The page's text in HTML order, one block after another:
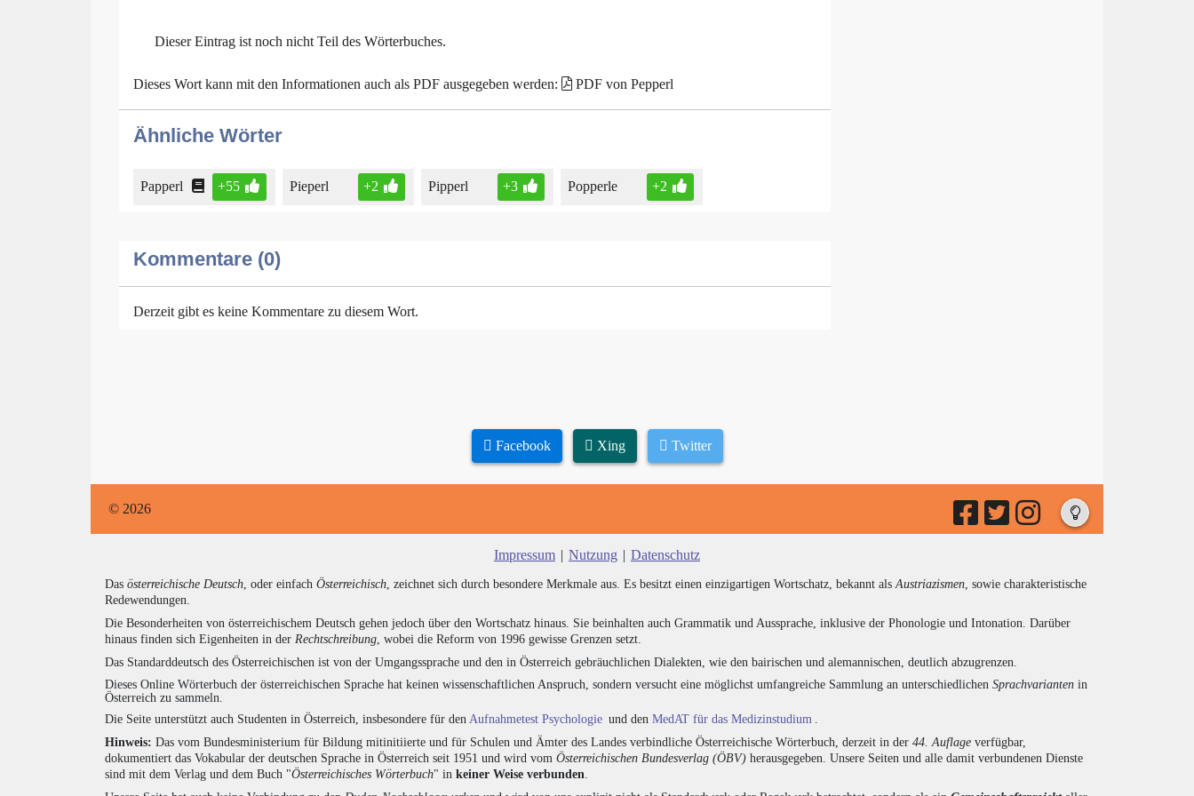
Dieser Eintrag ist noch nicht Teil des Wörterbuches.
Dieses Wort kann mit den Informationen auch als PDF ausgegeben werden: PDF von Pepperl
Ähnliche Wörter
Papperl +55 Pieperl +2 Pipperl +3 Popperle +2
Kommentare (0)
Derzeit gibt es keine Kommentare zu diesem Wort.
Facebook Xing Twitter
© 2026
Impressum | Nutzung | Datenschutz
Das österreichische Deutsch, oder einfach Österreichisch, zeichnet sich durch besondere Merkmale aus. Es besitzt einen einzigartigen Wortschatz, bekannt alsAustriazismen, sowie charakteristische
Redewendungen.
Die Besonderheiten von österreichischem Deutsch gehen jedoch über den Wortschatz hinaus. Sie beinhalten auch Grammatik und Aussprache, inklusive der Phonologie und Intonation. Darüber
hinaus finden sich Eigenheiten in der Rechtschreibung, wobei die Reform von 1996 gewisse Grenzen setzt.
Das Standarddeutsch des Österreichischen ist von der Umgangssprache und den in Österreich gebräuchlichen Dialekten, wie den bairischen und alemannischen, deutlich abzugrenzen.
Dieses Online Wörterbuch der österreichischen Sprache hat keinen wissenschaftlichen Anspruch, sondern versucht eine möglichst umfangreiche Sammlung an unterschiedlichen Sprachvarianten in
Österreich zu sammeln.
Die Seite unterstützt auch Studenten in Österreich, insbesondere für den Aufnahmetest Psychologie und den MedAT für das Medizinstudium .
Hinweis: Das vom Bundesministerium für Bildung mitinitiierte und für Schulen und Ämter des Landes verbindliche Österreichische Wörterbuch, derzeit in der 44. Auflage verfügbar,
dokumentiert das Vokabular der deutschen Sprache in Österreich seit 1951 und wird vom Österreichischen Bundesverlag (ÖBV) herausgegeben. Unsere Seiten und alle damit verbundenen Dienste
sind mit dem Verlag und dem Buch "Österreichisches Wörterbuch" in keiner Weise verbunden.